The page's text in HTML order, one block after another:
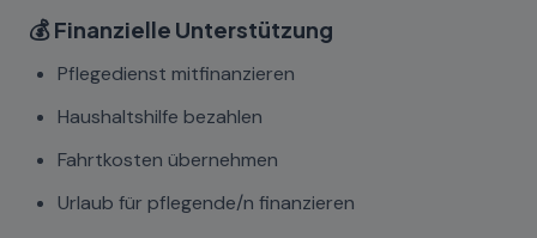
💰 Finanzielle Unterstützung
Pflegedienst mitfinanzieren
Haushaltshilfe bezahlen
Fahrtkosten übernehmen
Urlaub für pflegende/n finanzieren